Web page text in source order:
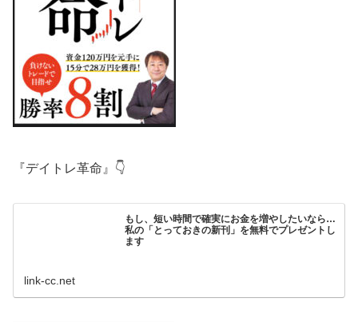
『デイトレ革命』👇
もし、短い時間で確実にお金を増やしたいなら…
私の「とっておきの新刊」を無料でプレゼントし
ます
link-cc.net